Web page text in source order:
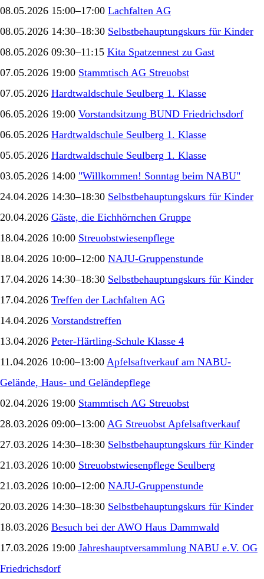
08.05.2026 15:00–17:00 Lachfalten AG
08.05.2026 14:30–18:30 Selbstbehauptungskurs für Kinder
08.05.2026 09:30–11:15 Kita Spatzennest zu Gast
07.05.2026 19:00 Stammtisch AG Streuobst
07.05.2026 Hardtwaldschule Seulberg 1. Klasse
06.05.2026 19:00 Vorstandsitzung BUND Friedrichsdorf
06.05.2026 Hardtwaldschule Seulberg 1. Klasse
05.05.2026 Hardtwaldschule Seulberg 1. Klasse
03.05.2026 14:00 "Willkommen! Sonntag beim NABU"
24.04.2026 14:30–18:30 Selbstbehauptungskurs für Kinder
20.04.2026 Gäste, die Eichhörnchen Gruppe
18.04.2026 10:00 Streuobstwiesenpflege
18.04.2026 10:00–12:00 NAJU-Gruppenstunde
17.04.2026 14:30–18:30 Selbstbehauptungskurs für Kinder
17.04.2026 Treffen der Lachfalten AG
14.04.2026 Vorstandstreffen
13.04.2026 Peter-Härtling-Schule Klasse 4
11.04.2026 10:00–13:00 Apfelsaftverkauf am NABU-
Gelände, Haus- und Geländepflege
02.04.2026 19:00 Stammtisch AG Streuobst
28.03.2026 09:00–13:00 AG Streuobst Apfelsaftverkauf
27.03.2026 14:30–18:30 Selbstbehauptungskurs für Kinder
21.03.2026 10:00 Streuobstwiesenpflege Seulberg
21.03.2026 10:00–12:00 NAJU-Gruppenstunde
20.03.2026 14:30–18:30 Selbstbehauptungskurs für Kinder
18.03.2026 Besuch bei der AWO Haus Dammwald
17.03.2026 19:00 Jahreshauptversammlung NABU e.V. OG
Friedrichsdorf